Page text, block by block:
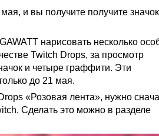
и вы получите получите
нарисовать несколько
Twitch Drops, за просмотр
и четыре граффити. Эти
до 21 мая.
«Розовая лента», нужно
Сделать это можно в разделе